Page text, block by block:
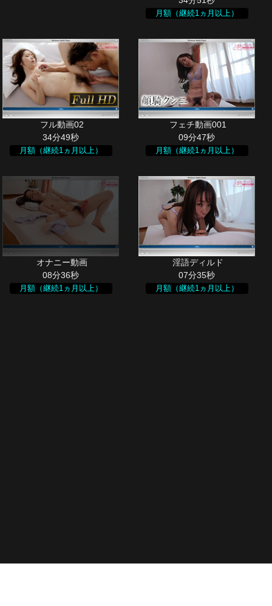
月額（継続1ヵ月以上）
34分49秒
月額（継続1ヵ月以上）
09分47秒
月額（継続1ヵ月以上）
08分36秒
月額（継続1ヵ月以上）
07分35秒
月額（継続1ヵ月以上）